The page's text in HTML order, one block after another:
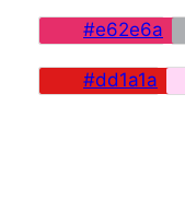
#e62e6a
#dd1a1a